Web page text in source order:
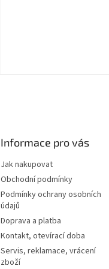
Informace pro vás
Jak nakupovat
Obchodní podmínky
Podmínky ochrany osobních
údajů
Doprava a platba
Kontakt, otevírací doba
Servis, reklamace, vrácení
zboží